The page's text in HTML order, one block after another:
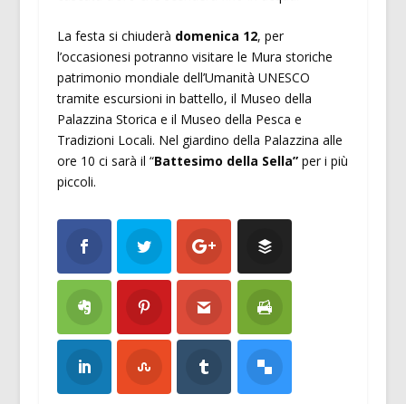
La festa si chiuderà domenica 12, per
l’occasionesi potranno visitare le Mura storiche
patrimonio mondiale dell’Umanità UNESCO
tramite escursioni in battello, il Museo della
Palazzina Storica e il Museo della Pesca e
Tradizioni Locali. Nel giardino della Palazzina alle
ore 10 ci sarà il “Battesimo della Sella”per i più
piccoli.